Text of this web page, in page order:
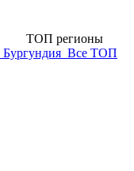
ТОП регионы
Бургундия Все ТОП